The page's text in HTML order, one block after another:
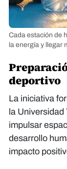
Cada estación de
la energía y llegar
deportivo
La iniciativa
la
impulsar
desarrollo
impacto